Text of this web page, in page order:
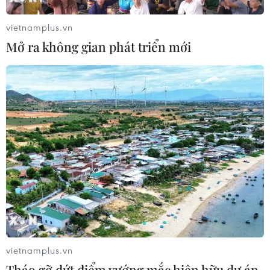
Xem thêm
CƠ QUAN CHỦ QUẢN: THÔNG TẤN XÃ VIỆT NAM
Tổng Biên tập: TRẦN TIẾN DUẨN
Phó Tổng Biên tập: NGUYỄN THỊ TÁM, KHÚC THANH
THỦY
Sở hữu trí tuệ
Quy định sử dụng
RSS
Hỗ trợ
Ngôn ngữ
TTXVN
Dịch vụ tin
vietnamplus.vn
Mở ra không gian phát triển mới
vietnamplus.vn